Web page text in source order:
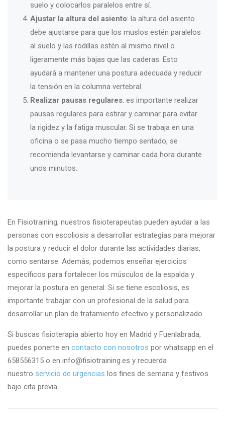
suelo y colocarlos paralelos entre sí.
Ajustar la altura del asiento: la altura del asiento
debe ajustarse para que los muslos estén paralelos
al suelo y las rodillas estén al mismo nivel o
ligeramente más bajas que las caderas. Esto
ayudará a mantener una postura adecuada y reducir
la tensión en la columna vertebral.
Realizar pausas regulares: es importante realizar
pausas regulares para estirar y caminar para evitar
la rigidez y la fatiga muscular. Si se trabaja en una
oficina o se pasa mucho tiempo sentado, se
recomienda levantarse y caminar cada hora durante
unos minutos.
En Fisiotraining, nuestros fisioterapeutas pueden ayudar a las
personas con escoliosis a desarrollar estrategias para mejorar
la postura y reducir el dolor durante las actividades diarias,
como sentarse. Además, podemos enseñar ejercicios
específicos para fortalecer los músculos de la espalda y
mejorar la postura en general. Si se tiene escoliosis, es
importante trabajar con un profesional de la salud para
desarrollar un plan de tratamiento efectivo y personalizado.
Si buscas fisioterapia abierto hoy en Madrid y Fuenlabrada,
puedes ponerte en contacto con nosotros por whatsapp en el
658556315 o en info@fisiotraining.es y recuerda
nuestro servicio de urgencias los fines de semana y festivos
bajo cita previa.